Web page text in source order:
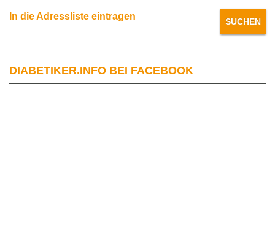
In die Adressliste eintragen
DIABETIKER.INFO BEI FACEBOOK